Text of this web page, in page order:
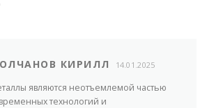
КИРИЛЛ 14.01.2025
являются неотъемлемой частью
технологий и